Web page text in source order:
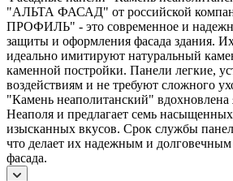
"АЛЬТА ФАСАД" от российской
ПРОФИЛЬ" - это современное и
защиты и оформления фасада здания.
идеально имитируют натуральный
каменной постройки. Панели легкие,
воздействиям и не требуют сложного
"Камень неаполитанский" вдохновлена
Неаполя и предлагает семь
изысканных вкусов. Срок службы
что делает их надежным и
фасада.